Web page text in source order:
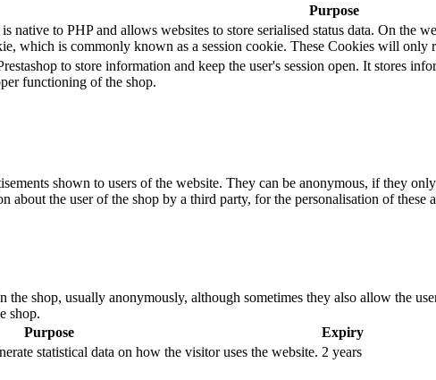
Purpose
native to PHP and allows websites to store serialised status data. On the
which is commonly known as a session cookie. These Cookies will
to store information and keep the user's session open. It stores
functioning of the shop.
shown to users of the website. They can be anonymous, if they
about the user of the shop by a third party, for the personalisation of these
shop, usually anonymously, although sometimes they also allow the
shop.
Purpose
Expiry
statistical data on how the visitor uses the website. 2 years